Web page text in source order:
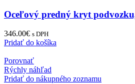
Oceľový predný kryt
346.00€ s DPH
Pridať do košíka
Porovnať
Rýchly náhľad
Pridať do nákupného zoznamu